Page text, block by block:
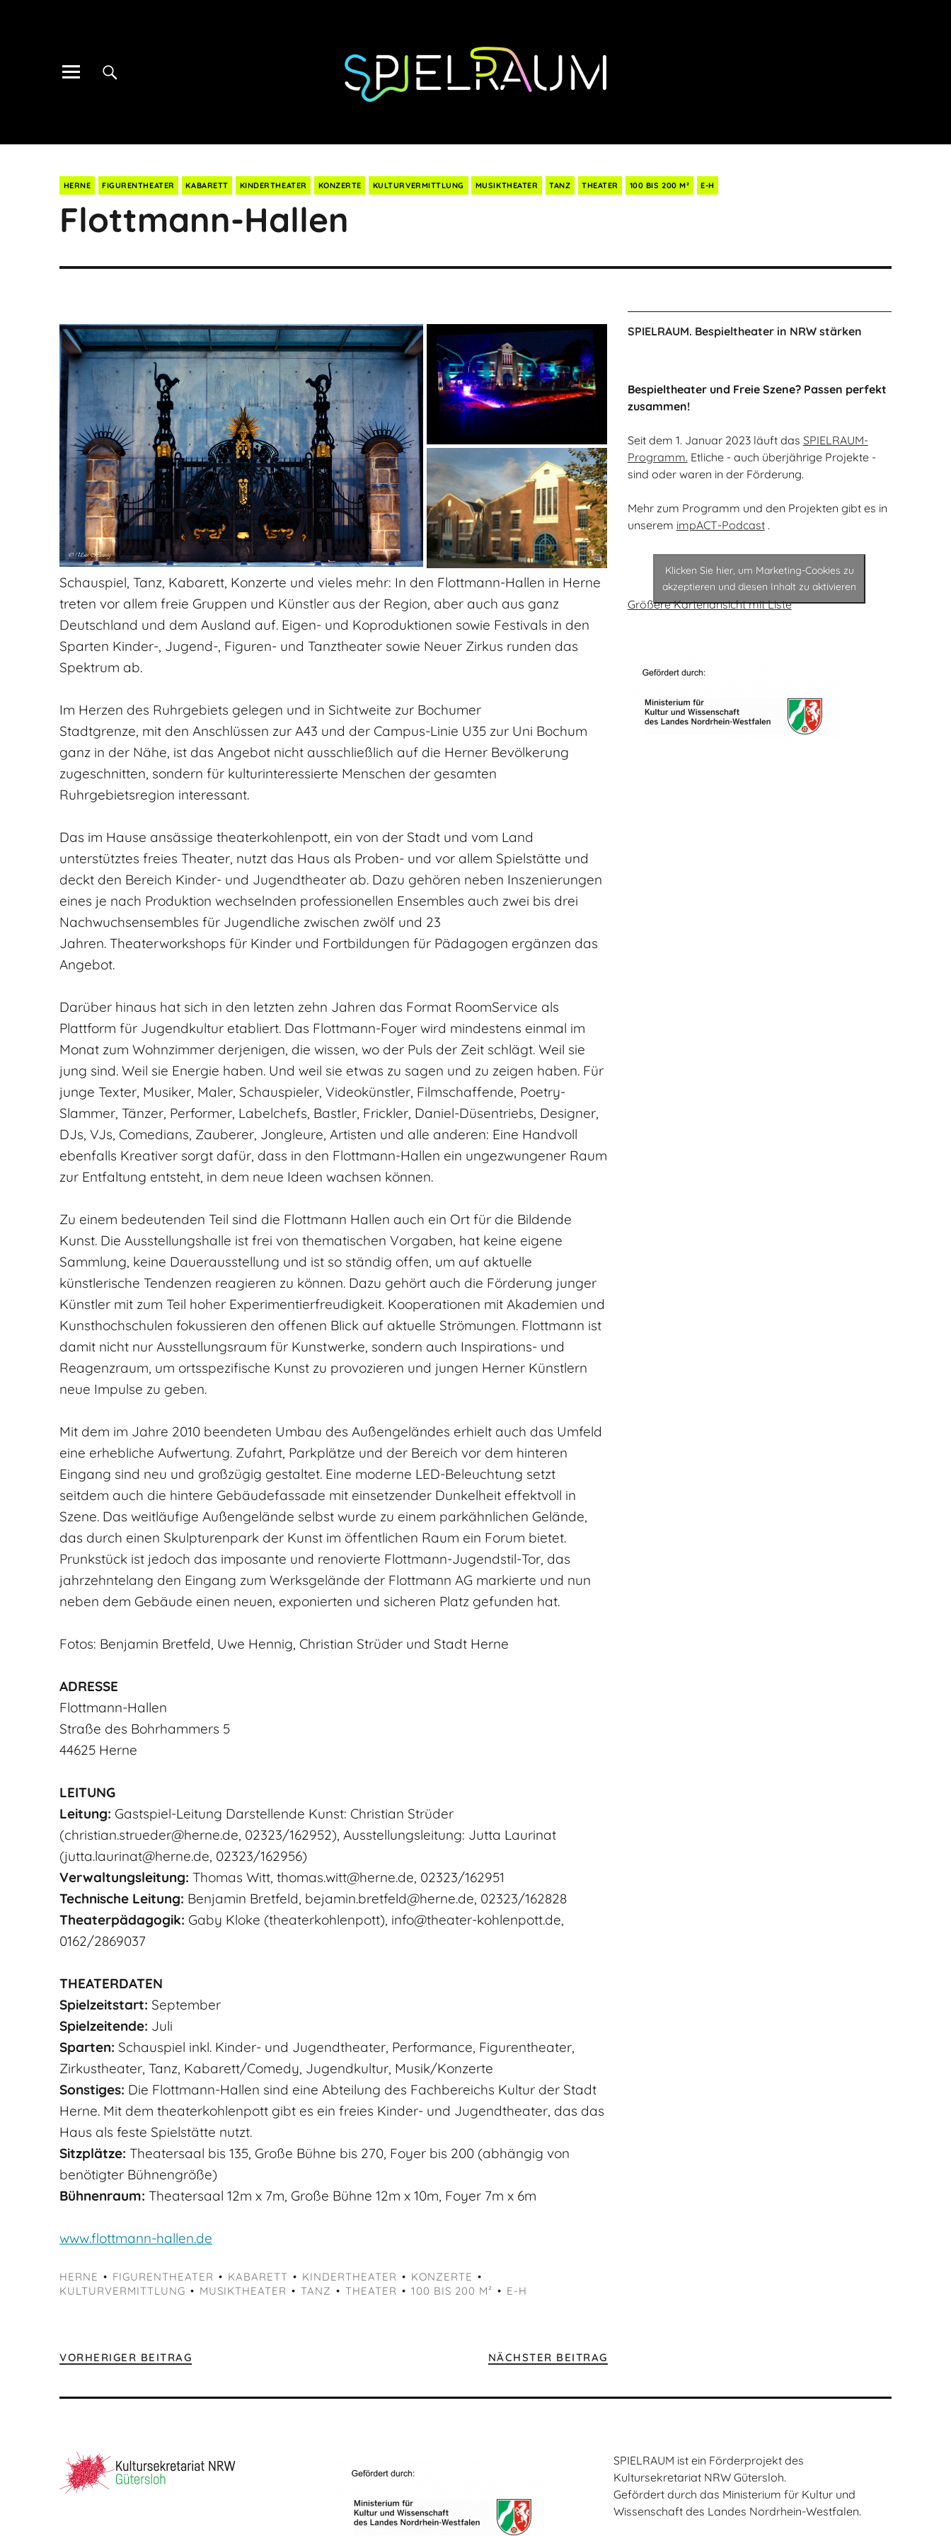
HERNE FIGURENTHEATER KABARETT KINDERTHEATER KONZERTE KULTURVERMITTLUNG MUSIKTHEATER TANZ THEATER 100 BIS 200 M² E-H
Flottmann-Hallen
Schauspiel, Tanz, Kabarett, Konzerte und vieles mehr: In den Flottmann-Hallen in Herne
treten vor allem freie Gruppen und Künstler aus der Region, aber auch aus ganz
Deutschland und dem Ausland auf. Eigen- und Koproduktionen sowie Festivals in den
Sparten Kinder-, Jugend-, Figuren- und Tanztheater sowie Neuer Zirkus runden das
Spektrum ab.
Im Herzen des Ruhrgebiets gelegen und in Sichtweite zur Bochumer
Stadtgrenze, mit den Anschlüssen zur A43 und der Campus-Linie U35 zur Uni Bochum
ganz in der Nähe, ist das Angebot nicht ausschließlich auf die Herner Bevölkerung
zugeschnitten, sondern für kulturinteressierte Menschen der gesamten
Ruhrgebietsregion interessant.
Das im Hause ansässige theaterkohlenpott, ein von der Stadt und vom Land
unterstütztes freies Theater, nutzt das Haus als Proben- und vor allem Spielstätte und
deckt den Bereich Kinder- und Jugendtheater ab. Dazu gehören neben Inszenierungen
eines je nach Produktion wechselnden professionellen Ensembles auch zwei bis drei
Nachwuchsensembles für Jugendliche zwischen zwölf und 23
Jahren. Theaterworkshops für Kinder und Fortbildungen für Pädagogen ergänzen das
Angebot.
Darüber hinaus hat sich in den letzten zehn Jahren das Format RoomService als
Plattform für Jugendkultur etabliert. Das Flottmann-Foyer wird mindestens einmal im
Monat zum Wohnzimmer derjenigen, die wissen, wo der Puls der Zeit schlägt. Weil sie
jung sind. Weil sie Energie haben. Und weil sie etwas zu sagen und zu zeigen haben. Für
junge Texter, Musiker, Maler, Schauspieler, Videokünstler, Filmschaffende, Poetry-
Slammer, Tänzer, Performer, Labelchefs, Bastler, Frickler, Daniel-Düsentriebs, Designer,
DJs, VJs, Comedians, Zauberer, Jongleure, Artisten und alle anderen: Eine Handvoll
ebenfalls Kreativer sorgt dafür, dass in den Flottmann-Hallen ein ungezwungener Raum
zur Entfaltung entsteht, in dem neue Ideen wachsen können.
Zu einem bedeutenden Teil sind die Flottmann Hallen auch ein Ort für die Bildende
Kunst. Die Ausstellungshalle ist frei von thematischen Vorgaben, hat keine eigene
Sammlung, keine Dauerausstellung und ist so ständig offen, um auf aktuelle
künstlerische Tendenzen reagieren zu können. Dazu gehört auch die Förderung junger
Künstler mit zum Teil hoher Experimentierfreudigkeit. Kooperationen mit Akademien und
Kunsthochschulen fokussieren den offenen Blick auf aktuelle Strömungen. Flottmann ist
damit nicht nur Ausstellungsraum für Kunstwerke, sondern auch Inspirations- und
Reagenzraum, um ortsspezifische Kunst zu provozieren und jungen Herner Künstlern
neue Impulse zu geben.
Mit dem im Jahre 2010 beendeten Umbau des Außengeländes erhielt auch das Umfeld
eine erhebliche Aufwertung. Zufahrt, Parkplätze und der Bereich vor dem hinteren
Eingang sind neu und großzügig gestaltet. Eine moderne LED-Beleuchtung setzt
seitdem auch die hintere Gebäudefassade mit einsetzender Dunkelheit effektvoll in
Szene. Das weitläufige Außengelände selbst wurde zu einem parkähnlichen Gelände,
das durch einen Skulpturenpark der Kunst im öffentlichen Raum ein Forum bietet.
Prunkstück ist jedoch das imposante und renovierte Flottmann-Jugendstil-Tor, das
jahrzehntelang den Eingang zum Werksgelände der Flottmann AG markierte und nun
neben dem Gebäude einen neuen, exponierten und sicheren Platz gefunden hat.
Fotos: Benjamin Bretfeld, Uwe Hennig, Christian Strüder und Stadt Herne
ADRESSE
Flottmann-Hallen
Straße des Bohrhammers 5
44625 Herne
LEITUNG
Leitung: Gastspiel-Leitung Darstellende Kunst: Christian Strüder
(christian.strueder@herne.de, 02323/162952), Ausstellungsleitung: Jutta Laurinat
(jutta.laurinat@herne.de, 02323/162956)
Verwaltungsleitung: Thomas Witt, thomas.witt@herne.de, 02323/162951
Technische Leitung: Benjamin Bretfeld, bejamin.bretfeld@herne.de, 02323/162828
Theaterpädagogik: Gaby Kloke (theaterkohlenpott), info@theater-kohlenpott.de,
0162/2869037
THEATERDATEN
Spielzeitstart: September
Spielzeitende: Juli
Sparten: Schauspiel inkl. Kinder- und Jugendtheater, Performance, Figurentheater,
Zirkustheater, Tanz, Kabarett/Comedy, Jugendkultur, Musik/Konzerte
Sonstiges: Die Flottmann-Hallen sind eine Abteilung des Fachbereichs Kultur der Stadt
Herne. Mit dem theaterkohlenpott gibt es ein freies Kinder- und Jugendtheater, das das
Haus als feste Spielstätte nutzt.
Sitzplätze: Theatersaal bis 135, Große Bühne bis 270, Foyer bis 200 (abhängig von
benötigter Bühnengröße)
Bühnenraum: Theatersaal 12m x 7m, Große Bühne 12m x 10m, Foyer 7m x 6m
www.flottmann-hallen.de
HERNE FIGURENTHEATER KABARETT KINDERTHEATER
KONZERTE
KULTURVERMITTLUNG
MUSIKTHEATER TANZ THEATER 100 BIS 200 M² E-H
VORHERIGER BEITRAG NÄCHSTER BEITRAG
SPIELRAUM. Bespieltheater in NRW stärken
Bespieltheater und Freie Szene? Passen perfekt
zusammen!
Seit dem 1. Januar 2023 läuft das SPIELRAUM-
Programm. Etliche - auch überjährige Projekte -
sind oder waren in der Förderung.
Mehr zum Programm und den Projekten gibt es in
unserem impACT-Podcast.
Klicken Sie hier, um Marketing-Cookies zu
akzeptieren und diesen Inhalt zu aktivieren
Größere Kartenansicht mit Liste
SPIELRAUM ist ein Förderprojekt des
Kultursekretariat NRW Gütersloh.
Gefördert durch das Ministerium für Kultur und
Wissenschaft des Landes Nordrhein-Westfalen.